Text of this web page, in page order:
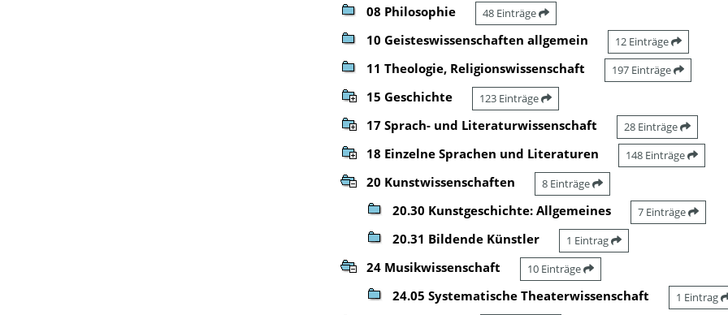
08 Philosophie 48 Einträge
10 Geisteswissenschaften allgemein 12 Einträge
11 Theologie, Religionswissenschaft 197 Einträge
15 Geschichte 123 Einträge
17 Sprach- und Literaturwissenschaft 28 Einträge
18 Einzelne Sprachen und Literaturen 148 Einträge
20 Kunstwissenschaften 8 Einträge
20.30 Kunstgeschichte: Allgemeines 7 Einträge
20.31 Bildende Künstler 1 Eintrag
24 Musikwissenschaft 10 Einträge
24.05 Systematische Theaterwissenschaft 1 Eintrag